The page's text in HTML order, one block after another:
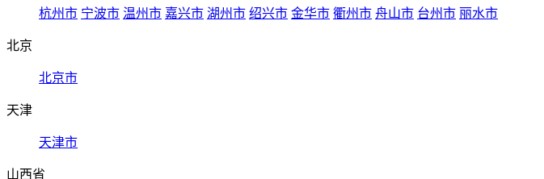
杭州市 宁波市 温州市 嘉兴市 湖州市 绍兴市 金华市 衢州市 舟山市 台州市 丽水市
北京
北京市
天津
天津市
山西省